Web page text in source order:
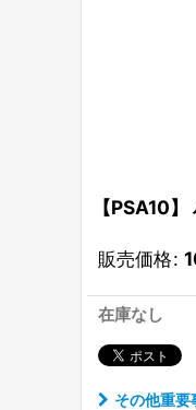
【PSA10
販売価格:
在庫なし
その他重要